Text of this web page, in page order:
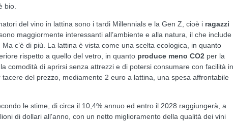
bio.
del vino in lattina sono i tardi Millennials e la Gen Z, cioè i ragazzi
maggiormente interessanti all’ambiente e alla natura, il che include
c’è di più. La lattina è vista come una scelta ecologica, in quanto
rispetto a quello del vetro, in quanto produce meno CO2 per la
comodità di aprirsi senza attrezzi e di potersi consumare con facilità in
del prezzo, mediamente 2 euro a lattina, una spesa affrontabile
le stime, di circa il 10,4% annuo ed entro il 2028 raggiungerà, a
di dollari all'anno, con un netto miglioramento della qualità dei vini